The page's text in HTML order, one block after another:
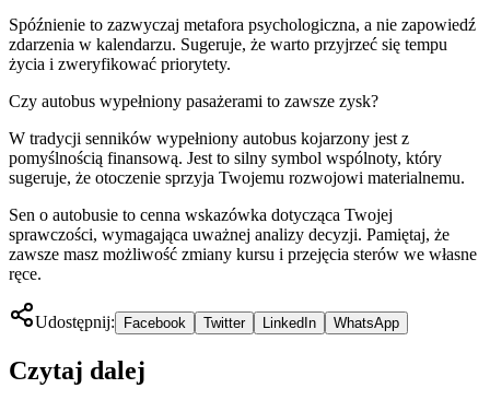
Spóźnienie to zazwyczaj metafora psychologiczna, a nie zapowiedź
zdarzenia w kalendarzu. Sugeruje, że warto przyjrzeć się tempu
życia i zweryfikować priorytety.
Czy autobus wypełniony pasażerami to zawsze zysk?
W tradycji senników wypełniony autobus kojarzony jest z
pomyślnością finansową. Jest to silny symbol wspólnoty, który
sugeruje, że otoczenie sprzyja Twojemu rozwojowi materialnemu.
Sen o autobusie to cenna wskazówka dotycząca Twojej
sprawczości, wymagająca uważnej analizy decyzji. Pamiętaj, że
zawsze masz możliwość zmiany kursu i przejęcia sterów we własne
ręce.
Udostępnij: Facebook Twitter LinkedIn WhatsApp
Czytaj dalej